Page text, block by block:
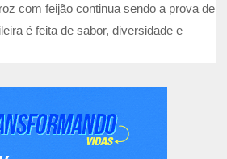
com feijão continua sendo a prova de
é feita de sabor, diversidade e